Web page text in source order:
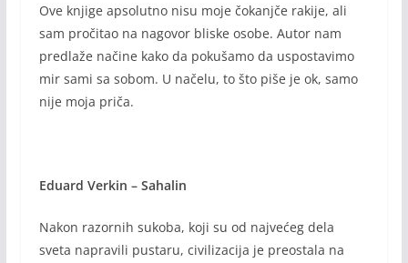
Ove knjige apsolutno nisu moje čokanjče rakije, ali
sam pročitao na nagovor bliske osobe. Autor nam
predlaže načine kako da pokušamo da uspostavimo
mir sami sa sobom. U načelu, to što piše je ok, samo
nije moja priča.
Eduard Verkin – Sahalin
Nakon razornih sukoba, koji su od najvećeg dela
sveta napravili pustaru, civilizacija je preostala na